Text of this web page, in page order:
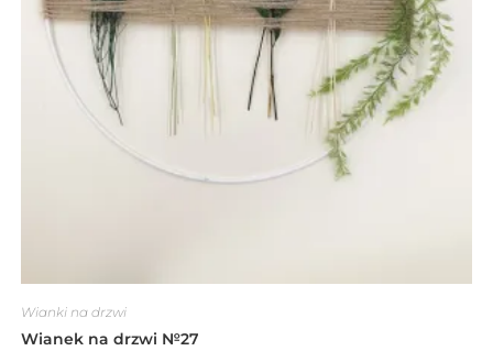
Wianki na drzwi
Wianek na drzwi №27